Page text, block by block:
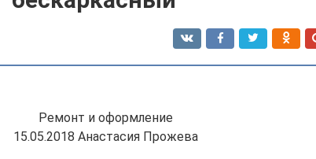
Ремонт и оформление
15.05.2018 Анастасия Прожева